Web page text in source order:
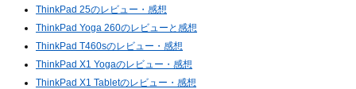
ThinkPad 25のレビュー・感想
ThinkPad Yoga 260のレビューと感想
ThinkPad T460sのレビュー・感想
ThinkPad X1 Yogaのレビュー・感想
ThinkPad X1 Tabletのレビュー・感想